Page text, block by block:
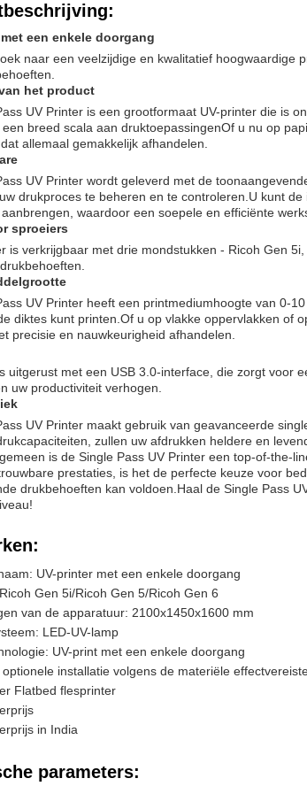
een enkele doorgang
naar een veelzijdige en kwalitatief
het product
UV Printer is een grootformaat UV-printer die is
breed scala aan druktoepassingenOf u nu op
allemaal gemakkelijk afhandelen.
UV Printer wordt geleverd met de
drukproces te beheren en te controleren.U kunt
waardoor een soepele en efficiënte
sproeiers
is verkrijgbaar met drie mondstukken - Ricoh Gen
UV Printer heeft een printmediumhoogte van 0-
diktes kunt printen.Of u op vlakke oppervlakken of
precisie en nauwkeurigheid afhandelen.
uitgerust met een USB 3.0-interface, die zorgt voor
uw productiviteit verhogen.
UV Printer maakt gebruik van geavanceerde
zullen uw afdrukken heldere en
is de Single Pass UV Printer een top-of-the-
prestaties, is het de perfecte keuze voor
drukbehoeften kan voldoen.Haal de Single Pass
UV-printer met een enkele doorgang
Gen 5i/Ricoh Gen 5/Ricoh Gen 6
van de apparatuur: 2100x1450x1600 mm
LED-UV-lamp
UV-print met een enkele doorgang
optionele installatie volgens de materiële
Flatbed flesprinter
in India
parameters: